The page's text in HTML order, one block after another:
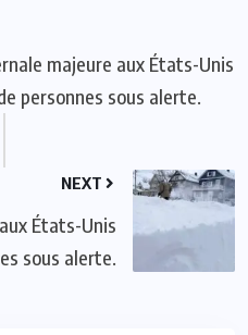
majeure aux États-Unis
personnes sous alerte.
NEXT
États-Unis
sous alerte.